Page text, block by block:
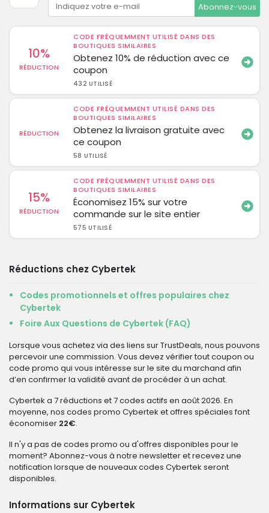
Abonnez-vous
10%
RÉDUCTION
CODE FRÉQUEMMENT UTILISÉ DANS DES
BOUTIQUES SIMILAIRES
Obtenez 10% de réduction avec ce
coupon
432 UTILISÉ
RÉDUCTION
CODE FRÉQUEMMENT UTILISÉ DANS DES
BOUTIQUES SIMILAIRES
Obtenez la livraison gratuite avec
ce coupon
58 UTILISÉ
15%
RÉDUCTION
CODE FRÉQUEMMENT UTILISÉ DANS DES
BOUTIQUES SIMILAIRES
Économisez 15% sur votre
commande sur le site entier
575 UTILISÉ
Réductions chez Cybertek
Codes promotionnels et offres populaires chez
Cybertek
Foire Aux Questions de Cybertek (FAQ)
Lorsque vous achetez via des liens sur TrustDeals, nous pouvons
percevoir une commission. Vous devez vérifier tout coupon ou
code promo qui vous intéresse sur le site du marchand afin
d’en confirmer la validité avant de procéder à un achat.
Cybertek a 7 réductions et 7 codes actifs en août 2026. En
moyenne, nos codes promo Cybertek et offres spéciales font
économiser 22€.
Il n'y a pas de codes promo ou d'offres disponibles pour le
moment? Abonnez-vous à notre newsletter et recevez une
notification lorsque de nouveaux codes Cybertek seront
disponibles.
Informations sur Cybertek